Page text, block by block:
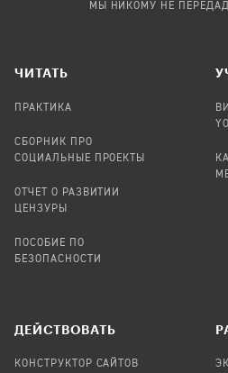
МЫ НИКОМУ НЕ
ЧИТАТЬ
ПРАКТИКА
СБОРНИК ПРО
СОЦИАЛЬНЫЕ ПРОЕКТЫ
ОТЧЕТ О РАЗВИТИИ
ЦЕНЗУРЫ
ПОСОБИЕ ПО
БЕЗОПАСНОСТИ
ДЕЙСТВОВАТЬ
КОНСТРУКТОР САЙТОВ